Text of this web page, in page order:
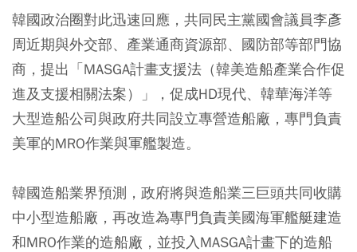
韓國政治圈對此迅速回應，共同民主黨國會議員李彥
周近期與外交部、產業通商資源部、國防部等部門協
商，提出「MASGA計畫支援法（韓美造船產業合作促
進及支援相關法案）」，促成HD現代、韓華海洋等
大型造船公司與政府共同設立專營造船廠，專門負責
美軍的MRO作業與軍艦製造。
韓國造船業界預測，政府將與造船業三巨頭共同收購
中小型造船廠，再改造為專門負責美國海軍艦艇建造
和MRO作業的造船廠，並投入MASGA計畫下的造船